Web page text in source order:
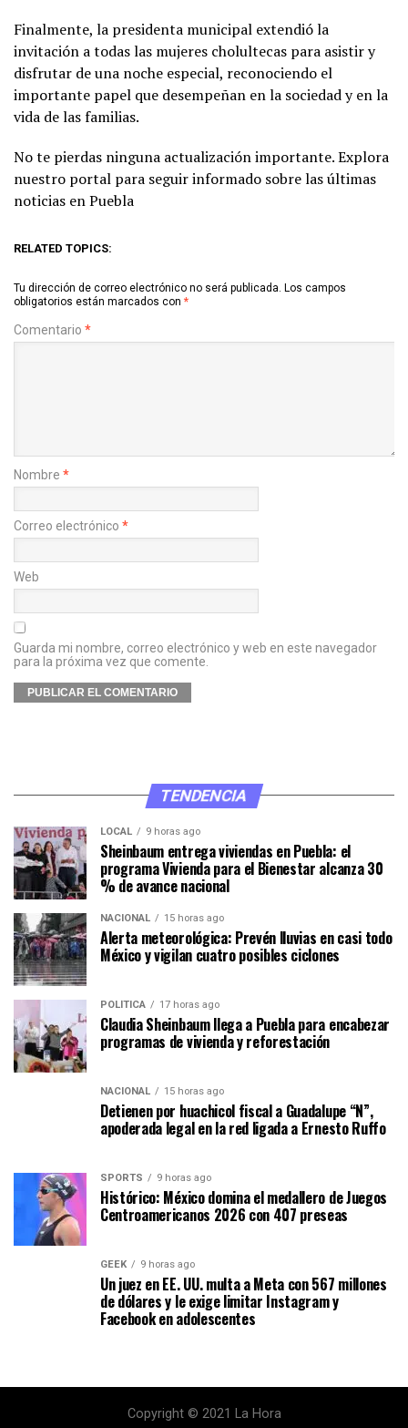
Finalmente, la presidenta municipal extendió la
invitación a todas las mujeres cholultecas para asistir y
disfrutar de una noche especial, reconociendo el
importante papel que desempeñan en la sociedad y en la
vida de las familias.
No te pierdas ninguna actualización importante. Explora
nuestro portal para seguir informado sobre las últimas
noticias en Puebla
RELATED TOPICS:
Tu dirección de correo electrónico no será publicada. Los campos
obligatorios están marcados con *
Comentario *
Nombre *
Correo electrónico *
Web
Guarda mi nombre, correo electrónico y web en este navegador
para la próxima vez que comente.
TENDENCIA
LOCAL 9 horas ago
Sheinbaum entrega viviendas en Puebla: el
programa Vivienda para el Bienestar alcanza 30
% de avance nacional
NACIONAL 15 horas ago
Alerta meteorológica: Prevén lluvias en casi todo
México y vigilan cuatro posibles ciclones
POLÍTICA 17 horas ago
Claudia Sheinbaum llega a Puebla para encabezar
programas de vivienda y reforestación
NACIONAL 15 horas ago
Detienen por huachicol fiscal a Guadalupe “N”,
apoderada legal en la red ligada a Ernesto Ruffo
SPORTS 9 horas ago
Histórico: México domina el medallero de Juegos
Centroamericanos 2026 con 407 preseas
GEEK 9 horas ago
Un juez en EE. UU. multa a Meta con 567 millones
de dólares y le exige limitar Instagram y
Facebook en adolescentes
Copyright © 2021 La Hora